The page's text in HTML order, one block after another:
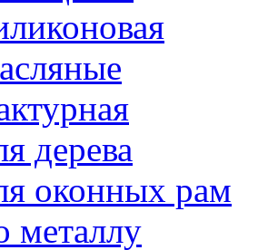
дерева
оконных рам
металлу